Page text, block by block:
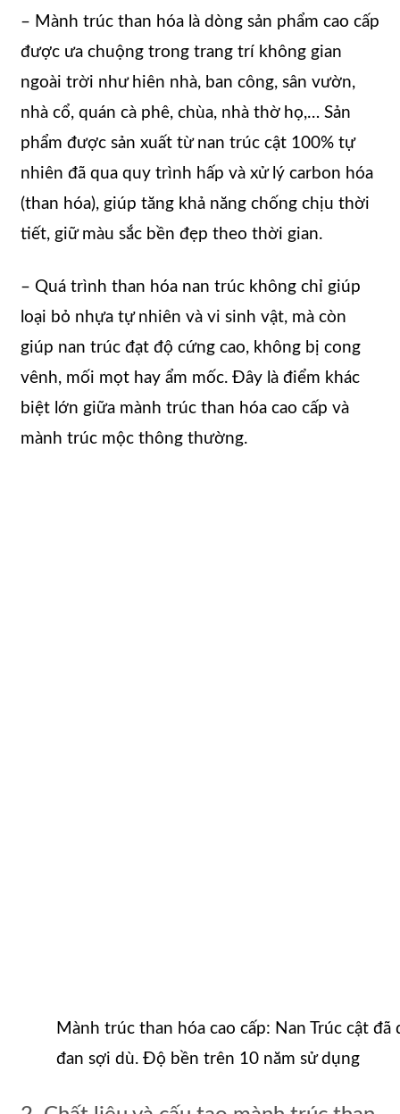
– Mành trúc than hóa là dòng sản phẩm cao cấp
được ưa chuộng trong trang trí không gian
ngoài trời như hiên nhà, ban công, sân vườn,
nhà cổ, quán cà phê, chùa, nhà thờ họ,… Sản
phẩm được sản xuất từ nan trúc cật 100% tự
nhiên đã qua quy trình hấp và xử lý carbon hóa
(than hóa), giúp tăng khả năng chống chịu thời
tiết, giữ màu sắc bền đẹp theo thời gian.
– Quá trình than hóa nan trúc không chỉ giúp
loại bỏ nhựa tự nhiên và vi sinh vật, mà còn
giúp nan trúc đạt độ cứng cao, không bị cong
vênh, mối mọt hay ẩm mốc. Đây là điểm khác
biệt lớn giữa mành trúc than hóa cao cấp và
mành trúc mộc thông thường.
Mành trúc than hóa cao cấp: Nan Trúc cật
đan sợi dù. Độ bền trên 10 năm sử dụng